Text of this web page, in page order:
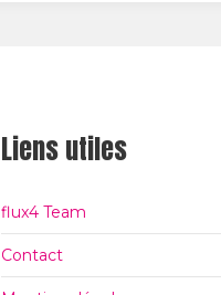
Liens utiles
flux4 Team
Contact